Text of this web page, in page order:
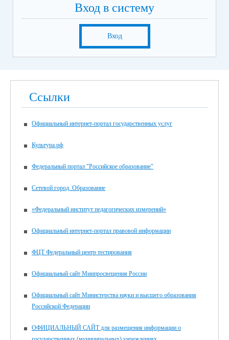
Вход в систему
Вход
Ссылки
Официальный интернет-портал государственных услуг
Культура.рф
Федеральный портал "Российское образование"
Сетевой город. Образование
«Федеральный институт педагогических измерений»
Официальный интернет-портал правовой информации
ФЦТ Федеральный центр тестирования
Официальный сайт Минпросвещения России
Официальный сайт Министерства науки и высшего образования
Российской Федерации
ОФИЦИАЛЬНЫЙ САЙТ для размещения информации о